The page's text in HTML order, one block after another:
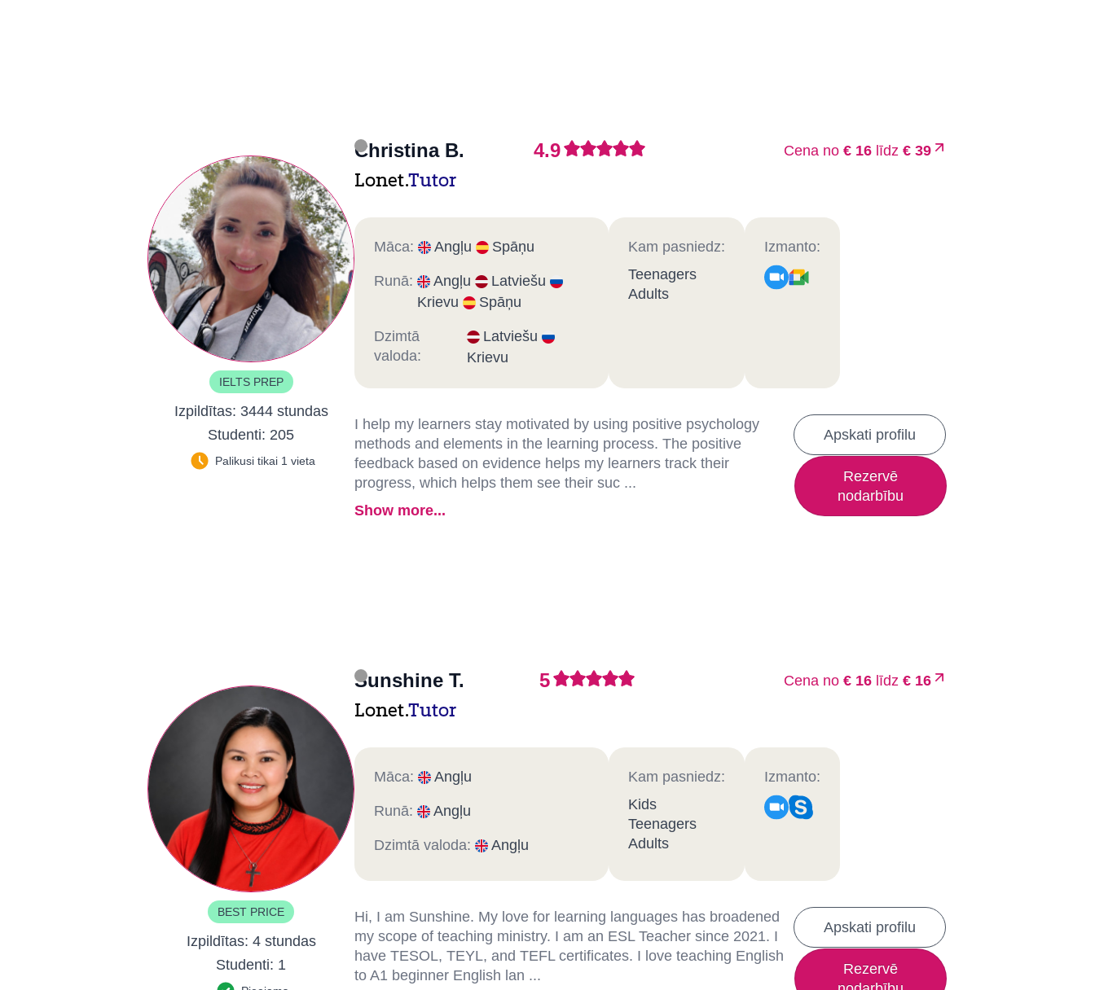
IELTS PREP
Izpildītas: 3444 stundas
Studenti: 205
Palikusi tikai 1 vieta
Christina B. 4.9 Cena no € 16 līdz € 39
Lonet.Tutor
Māca: Angļu Spāņu
Runā: Angļu
Latviešu
Krievu
Spāņu
Dzimtā
valoda:
Latviešu
Krievu
Kam pasniedz:
Teenagers
Adults
Izmanto:
I help my learners stay motivated by using positive psychology
methods and elements in the learning process. The positive
feedback based on evidence helps my learners track their
progress, which helps them see their suc ...
Show more...
Apskati profilu
Rezervē
nodarbību
BEST PRICE
Izpildītas: 4 stundas
Studenti: 1
Sunshine T. 5 Cena no € 16 līdz € 16
Lonet.Tutor
Māca: Angļu
Runā: Angļu
Dzimtā valoda: Angļu
Kam pasniedz:
Kids
Teenagers
Adults
Izmanto:
Hi, I am Sunshine. My love for learning languages has broadened
my scope of teaching ministry. I am an ESL Teacher since 2021. I
have TESOL, TEYL, and TEFL certificates. I love teaching English
to A1 beginner English lan ...
Apskati profilu
Rezervē